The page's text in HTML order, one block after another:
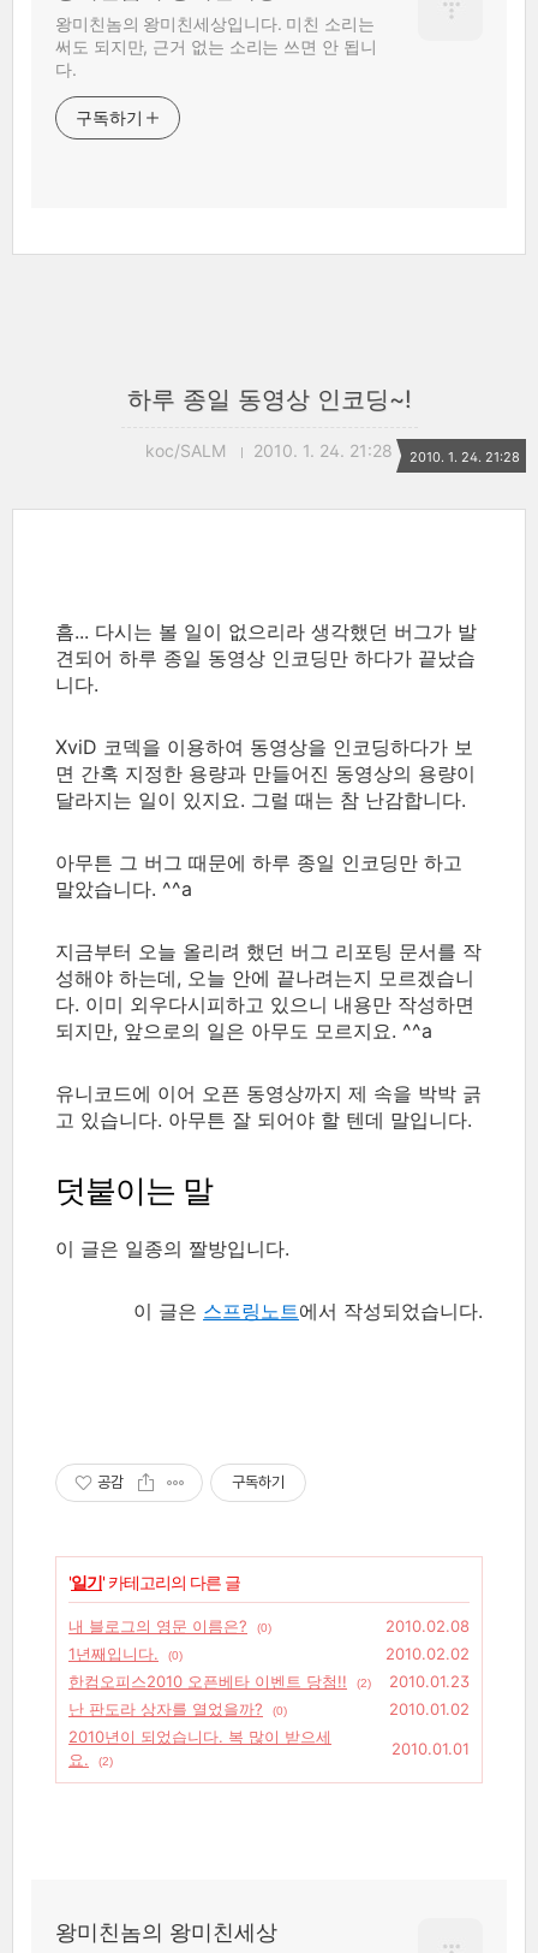
왕미친놈의 왕미친세상입니다. 미친 소리는
써도 되지만, 근거 없는 소리는 쓰면 안 됩니
다.
구독하기
하루 종일 동영상 인코딩~!
koc/SALM 2010. 1. 24. 21:28 2010. 1. 24. 21:28
흠... 다시는 볼 일이 없으리라 생각했던 버그가 발
견되어 하루 종일 동영상 인코딩만 하다가 끝났습
니다.
XviD 코덱을 이용하여 동영상을 인코딩하다가 보
면 간혹 지정한 용량과 만들어진 동영상의 용량이
달라지는 일이 있지요. 그럴 때는 참 난감합니다.
아무튼 그 버그 때문에 하루 종일 인코딩만 하고
말았습니다. ^^a
지금부터 오늘 올리려 했던 버그 리포팅 문서를 작
성해야 하는데, 오늘 안에 끝나려는지 모르겠습니
다. 이미 외우다시피하고 있으니 내용만 작성하면
되지만, 앞으로의 일은 아무도 모르지요. ^^a
유니코드에 이어 오픈 동영상까지 제 속을 박박 긁
고 있습니다. 아무튼 잘 되어야 할 텐데 말입니다.
덧붙이는 말
이 글은 일종의 짤방입니다.
이 글은 스프링노트에서 작성되었습니다.
공감 구독하기
'일기' 카테고리의 다른 글
내 블로그의 영문 이름은? (0)
2010.02.08
1년째입니다.
(0)
2010.02.02
한컴오피스2010 오픈베타 이벤트 당첨!!
(2)
2010.01.23
난 판도라 상자를 열었을까?
(0)
2010.01.02
2010년이 되었습니다. 복 많이 받으세
요.
(2)
2010.01.01
왕미친놈의 왕미친세상